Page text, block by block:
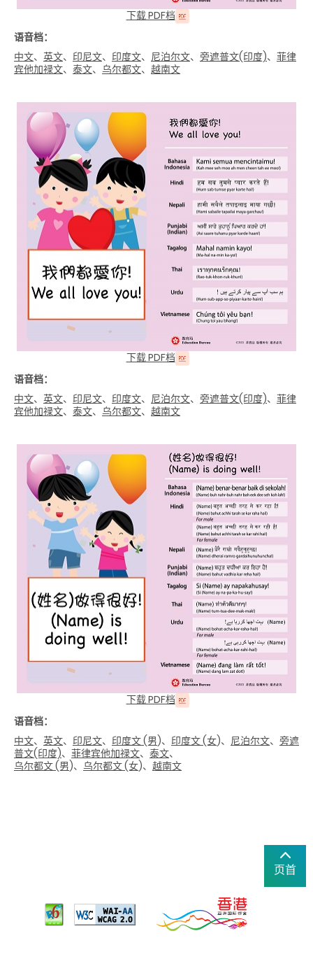
下载 PDF档
语音档：
中文、 英文、 印尼文、 印度文、 尼泊尔文、 旁遮普文(印度)、 菲律
宾他加禄文、 泰文、 乌尔都文、 越南文
下载 PDF档
语音档：
中文、 英文、 印尼文、 印度文、 尼泊尔文、 旁遮普文(印度)、 菲律
宾他加禄文、 泰文、 乌尔都文、 越南文
下载 PDF档
语音档：
中文、 英文、 印尼文、 印度文 (男)、 印度文 (女)、 尼泊尔文、 旁遮
普文(印度)、 菲律宾他加禄文、 泰文、
乌尔都文 (男)、 乌尔都文 (女)、 越南文
页首